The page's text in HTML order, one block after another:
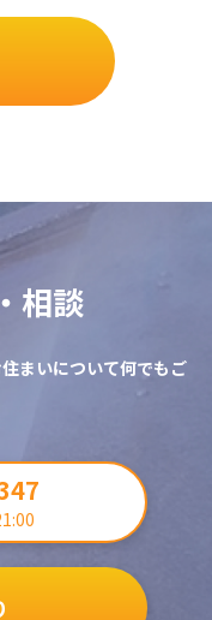
相談
まいについて何でもご